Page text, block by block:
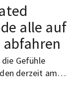
alle auf
abfahren
Gefühle
derzeit am
Klingt